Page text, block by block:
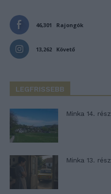
46,301 Rajongók
13,262 Követő
LEGFRISSEBB
Minka 14. rész
Minka 13. rész